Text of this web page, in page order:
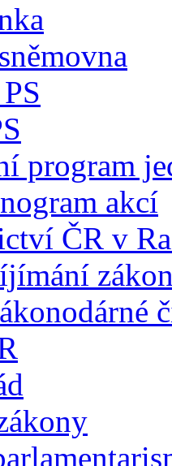
program
akcí
ČR v